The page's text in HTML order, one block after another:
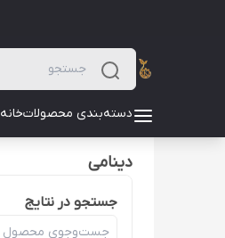
دسته‌بندی محصولاتخانه
دینامی
جستجو در نتایج